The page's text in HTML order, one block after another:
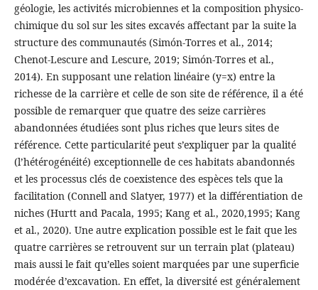
géologie, les activités microbiennes et la composition physico-
chimique du sol sur les sites excavés affectant par la suite la
structure des communautés (Simón-Torres et al., 2014;
Chenot-Lescure and Lescure, 2019; Simón-Torres et al.,
2014). En supposant une relation linéaire (y=x) entre la
richesse de la carrière et celle de son site de référence, il a été
possible de remarquer que quatre des seize carrières
abandonnées étudiées sont plus riches que leurs sites de
référence. Cette particularité peut s’expliquer par la qualité
(l’hétérogénéité) exceptionnelle de ces habitats abandonnés
et les processus clés de coexistence des espèces tels que la
facilitation (Connell and Slatyer, 1977) et la différentiation de
niches (Hurtt and Pacala, 1995; Kang et al., 2020,1995; Kang
et al., 2020). Une autre explication possible est le fait que les
quatre carrières se retrouvent sur un terrain plat (plateau)
mais aussi le fait qu’elles soient marquées par une superficie
modérée d’excavation. En effet, la diversité est généralement